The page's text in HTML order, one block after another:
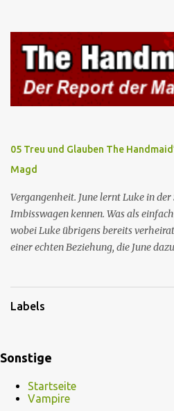
Elisabeth sie mit der Peitsche
dreizehn Tagen in ihrem Zimmer
Kleiderschrank die Inschrift „Nolite
die wahrscheinlich von der Magd
vor ihr dort war. In Erwartung der
Fred unfruchtbar ist und nur sie für
Schwangerschaft verantwortlich
auch wenn dies das Scheitern der
des versprochenen Scrabble-Spiels
Bedeutung des lat...
05 Treu und Glauben The
Magd
Vergangenheit. June lernt Luke in
Imbisswagen kennen. Was als
wobei Luke übrigens bereits
einer echten Beziehung, die June
aus dem Exil zurückgekehrt ist und
wissen. June wirft dem
Geschlechtsverkehrs
er ihr antwortet, dass auch sie
Labels
Sonstige
Startseite
Vampire